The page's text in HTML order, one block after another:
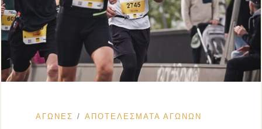
ΑΓΩΝΕΣ ΑΠΟΤΕΛΕΣΜΑΤΑ ΑΓΩΝΩΝ